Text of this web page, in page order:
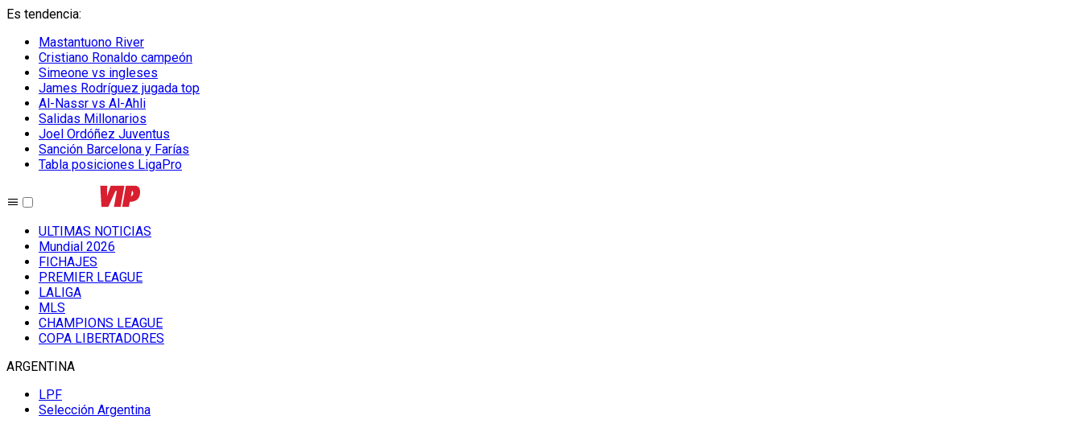
Es tendencia:
Mastantuono River
Cristiano Ronaldo campeón
Simeone vs ingleses
James Rodríguez jugada top
Al-Nassr vs Al-Ahli
Salidas Millonarios
Joel Ordóñez Juventus
Sanción Barcelona y Farías
Tabla posiciones LigaPro
ULTIMAS NOTICIAS
Mundial 2026
FICHAJES
PREMIER LEAGUE
LALIGA
MLS
CHAMPIONS LEAGUE
COPA LIBERTADORES
ARGENTINA
LPF
Selección Argentina